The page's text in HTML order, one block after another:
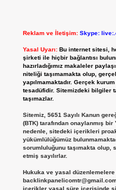
Reklam ve İletişim: Skype:
Yasal Uyarı: Bu internet sitesi,
şirketi ile hiçbir bağlantısı
hazırladığımız makaleler
niteliği taşımamakta olup,
yapılmamaktadır. Gerçek
tesadüfidir. Sitemizdeki bilgiler
taşımazlar.
Sitemiz, 5651 Sayılı Kanun
(BTK) tarafından onaylanmış
nedenle, sitedeki içerikleri
yükümlülüğümüz
sorumluluğunu taşımakta olup,
etmiş sayılırlar.
Hukuka ve yasal